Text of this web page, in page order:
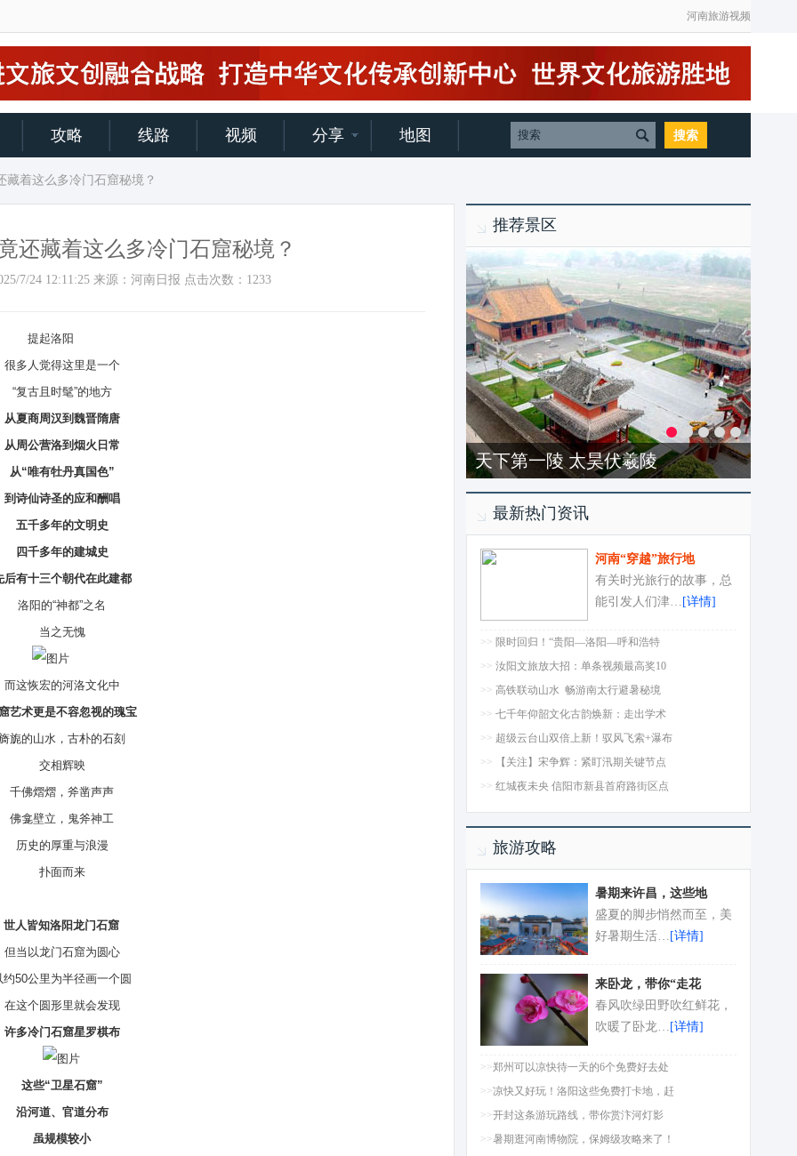
河南旅游视频
攻略 线路 视频 分享 地图
藏着这么多冷门石窟秘境？
还藏着这么多冷门石窟秘境？
7/24 12:11:25 来源：河南日报 点击次数： 1233
提起洛阳
人觉得这里是一个
复古且时髦”的地方
从夏商周汉到魏晋隋唐
公营洛到烟火日常
“唯有牡丹真国色”
仙诗圣的应和酬唱
五千多年的文明史
四千多年的建城史
十三个朝代在此建都
洛阳的“神都”之名
当之无愧
恢宏的河洛文化中
术更是不容忽视的瑰宝
的山水，古朴的石刻
交相辉映
佛熠熠，斧凿声声
龛壁立，鬼斧神工
历史的厚重与浪漫
扑面而来
皆知洛阳龙门石窟
以龙门石窟为圆心
公里为半径画一个圆
个圆形里就会发现
冷门石窟星罗棋布
这些“卫星石窟”
沿河道、官道分布
虽规模较小
推荐景区
洛阳-龙潭大峡谷
最新热门资讯
河南“穿越”旅行地
有关时光旅行的故事，总
能引发人们津… [详情]
>> 限时回归！“贵阳—洛阳—呼和浩特
>> 汝阳文旅放大招：单条视频最高奖10
>> 高铁联动山水 畅游南太行避暑秘境
>> 七千年仰韶文化古韵焕新：走出学术
>> 超级云台山双倍上新！驭风飞索+瀑布
>>
【关注】宋争辉：紧盯汛期关键节点
>> 红城夜未央 信阳市新县首府路街区点
旅游攻略
暑期来许昌，这些地
盛夏的脚步悄然而至，美
好暑期生活… [详情]
来卧龙，带你“走花
春风吹绿田野吹红鲜花，
吹暖了卧龙… [详情]
>>郑州可以凉快待一天的6个免费好去处
>>凉快又好玩！洛阳这些免费打卡地，赶
>>开封这条游玩路线，带你赏汴河灯影
>>暑期逛河南博物院，保姆级攻略来了！